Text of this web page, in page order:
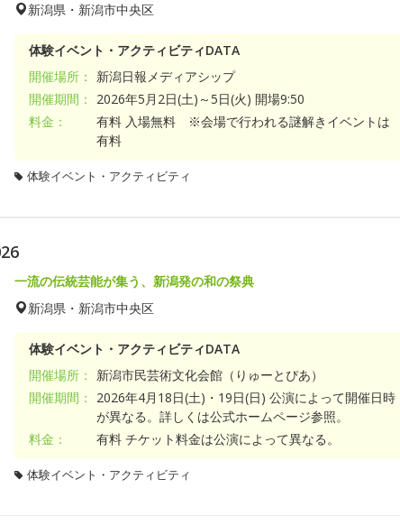
新潟県・新潟市中央区
体験イベント・アクティビティDATA
開催場所：
新潟日報メディアシップ
開催期間：
2026年5月2日(土)～5日(火) 開場9:50
料金：
有料 入場無料 ※会場で行われる謎解きイベントは
有料
体験イベント・アクティビティ
一流の伝統芸能が集う、新潟発の和の祭典
新潟県・新潟市中央区
体験イベント・アクティビティDATA
開催場所：
新潟市民芸術文化会館（りゅーとぴあ）
開催期間：
2026年4月18日(土)・19日(日) 公演によって開催日時
が異なる。詳しくは公式ホームページ参照。
料金：
有料 チケット料金は公演によって異なる。
体験イベント・アクティビティ